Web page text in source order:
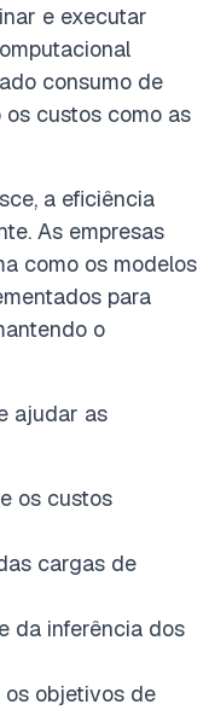
e executar
consumo de
custos como as
a eficiência
As empresas
como os modelos
para
o
ajudar as
os custos
cargas de
da inferência dos
objetivos de